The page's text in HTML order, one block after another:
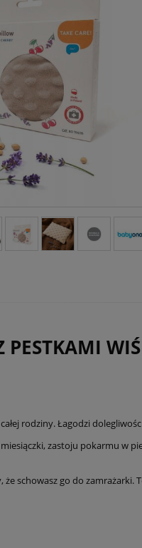
PESTKAMI
rodziny. Łagodzi
zastoju pokarmu w
schowasz go do